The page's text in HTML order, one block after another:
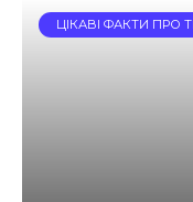
ЦІКАВІ ФАКТИ ПРО